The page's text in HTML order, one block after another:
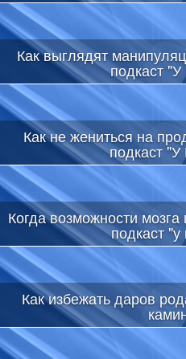
Как выглядят
подкаст
Как не жениться на
подкаст
Когда возможности
подкаст
Как избежать даров